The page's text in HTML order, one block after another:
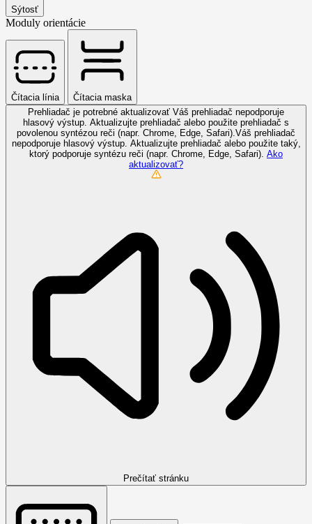
Sýtosť
Moduly orientácie
Čítacia línia
Čítacia maska
Prehliadač je potrebné aktualizovať Váš prehliadač nepodporuje
hlasový výstup. Aktualizujte prehliadač alebo použite prehliadač s
povolenou syntézou reči (napr. Chrome, Edge, Safari).Váš prehliadač
nepodporuje hlasový výstup. Aktualizujte prehliadač alebo použite taký,
ktorý podporuje syntézu reči (napr. Chrome, Edge, Safari). Ako
aktualizovať?
Prečítať stránku